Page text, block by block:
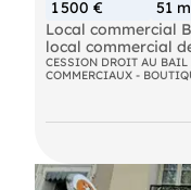
1 500 € 51
Local commercial
local commercial
mezzanine, rue
le local est situé sur
à proximité
qui en fait un réel
le local fait
11m2 environ.
le local conviendra
CESSION DROIT AU
COMMERCIAUX -